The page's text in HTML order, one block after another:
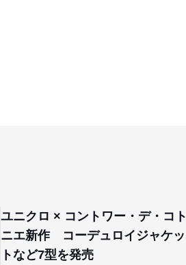
ユニクロ × コントワー・デ・コト
ニエ新作 コーデュロイジャケッ
トなど7型を発売